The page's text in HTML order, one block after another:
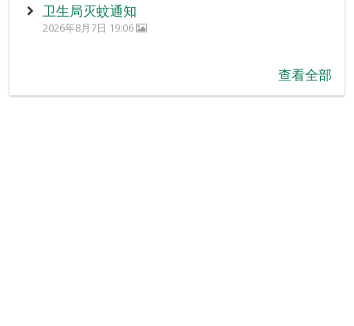
卫生局灭蚊通知
2026年8月7日 19:06
查看全部